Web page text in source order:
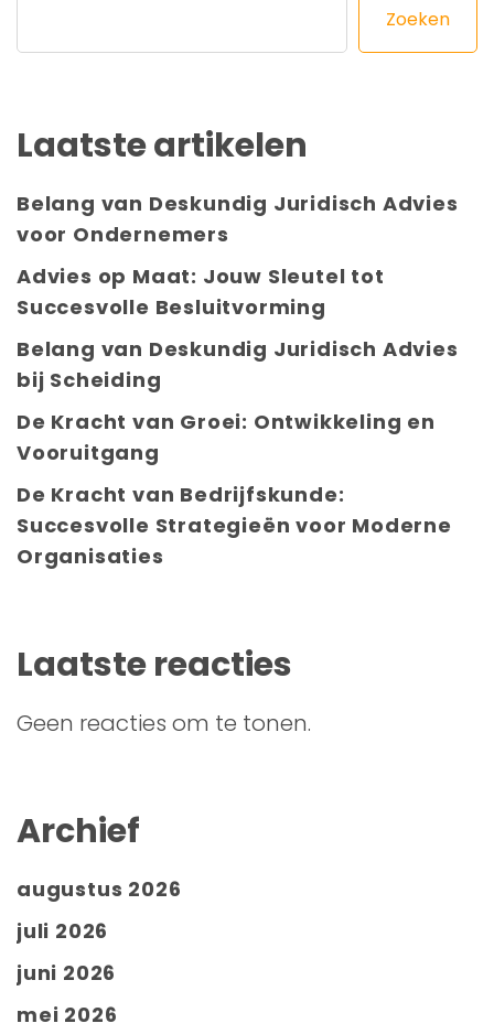
Zoeken
Laatste artikelen
Belang van Deskundig Juridisch Advies
voor Ondernemers
Advies op Maat: Jouw Sleutel tot
Succesvolle Besluitvorming
Belang van Deskundig Juridisch Advies
bij Scheiding
De Kracht van Groei: Ontwikkeling en
Vooruitgang
De Kracht van Bedrijfskunde:
Succesvolle Strategieën voor Moderne
Organisaties
Laatste reacties
Geen reacties om te tonen.
Archief
augustus 2026
juli 2026
juni 2026
mei 2026